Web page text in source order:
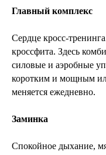
Главный комплекс
Сердце кросс-
кроссфита. Здесь
силовые и аэробные
коротким и мощным
меняется ежедневно.
Заминка
Спокойное дыхание,